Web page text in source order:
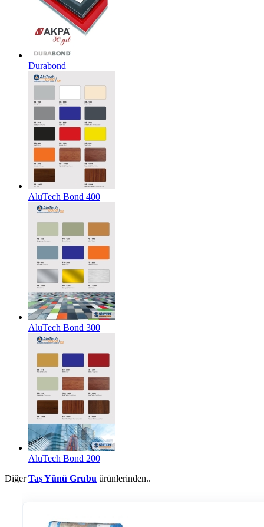
Durabond
AluTech Bond 400
AluTech Bond 300
AluTech Bond 200
DiğerTaş Yünü Grubu ürünlerinden..